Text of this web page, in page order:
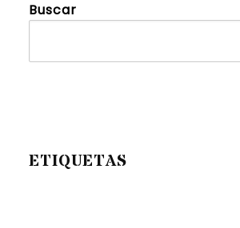
Buscar
ETIQUETAS